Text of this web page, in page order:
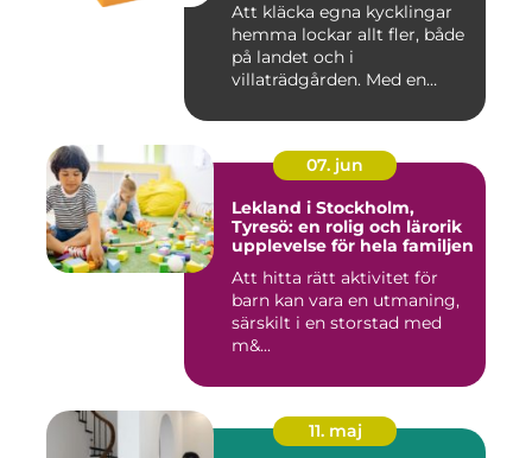
Att kläcka egna kycklingar
hemma lockar allt fler, både
på landet och i
villaträdgården. Med en
07. jun
Lekland i Stockholm,
Tyresö: en rolig och lärorik
upplevelse för hela familjen
Att hitta rätt aktivitet för
barn kan vara en utmaning,
särskilt i en storstad med
m&...
11. maj